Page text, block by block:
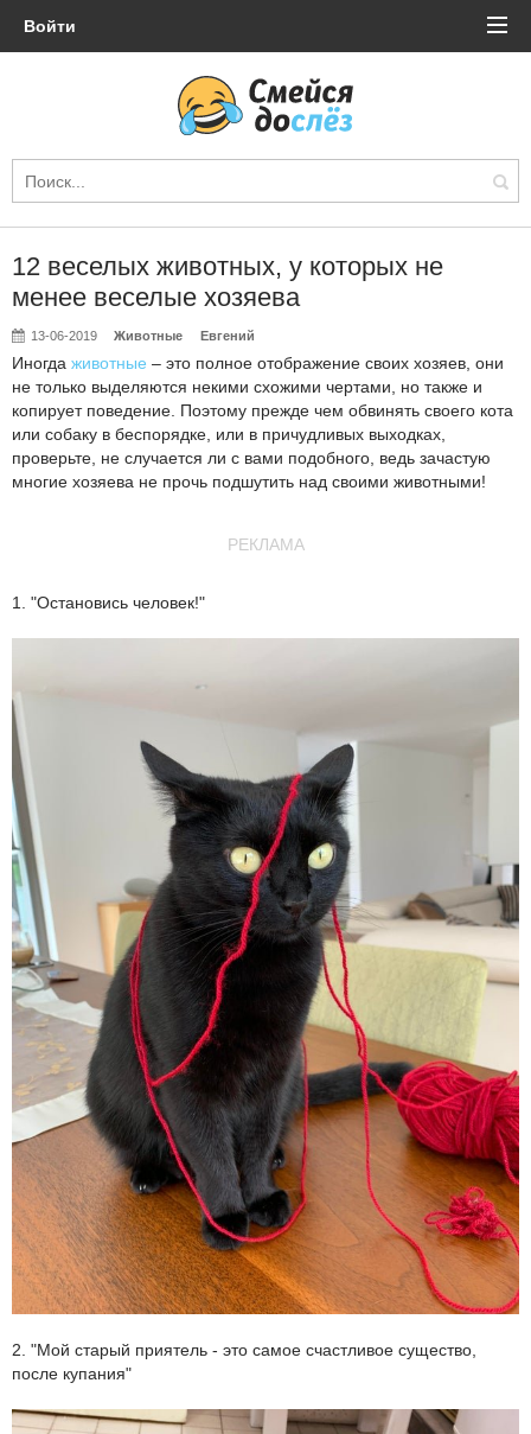
Войти
12 веселых животных, у которых не
менее веселые хозяева
13-06-2019 Животные Евгений
Иногда животные – это полное отображение своих хозяев, они
не только выделяются некими схожими чертами, но также и
копирует поведение. Поэтому прежде чем обвинять своего кота
или собаку в беспорядке, или в причудливых выходках,
проверьте, не случается ли с вами подобного, ведь зачастую
многие хозяева не прочь подшутить над своими животными!
РЕКЛАМА
1. "Остановись человек!"
2. "Мой старый приятель - это самое счастливое существо,
после купания"